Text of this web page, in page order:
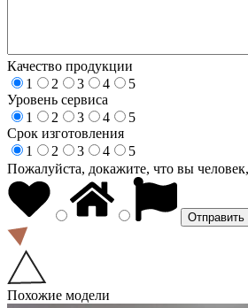
Качество продукции
1
2 3 4
5
Уровень сервиса
1
2 3 4
5
Срок изготовления
1
2 3 4
5
Пожалуйста, докажите, что вы
Похожие модели